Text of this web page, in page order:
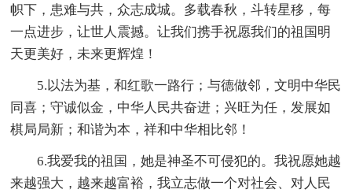
帜下，患难与共，众志成城。多载春秋，斗转星移，每
一点进步，让世人震撼。让我们携手祝愿我们的祖国明
天更美好，未来更辉煌！
5.以法为基，和红歌一路行；与德做邻，文明中华民
同喜；守诚似金，中华人民共奋进；兴旺为任，发展如
棋局局新；和谐为本，祥和中华相比邻！
6.我爱我的祖国，她是神圣不可侵犯的。我祝愿她越
来越强大，越来越富裕，我立志做一个对社会、对人民